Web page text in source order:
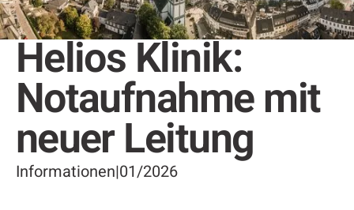
Helios Klinik:
Notaufnahme mit
neuer Leitung
Informationen|01/2026